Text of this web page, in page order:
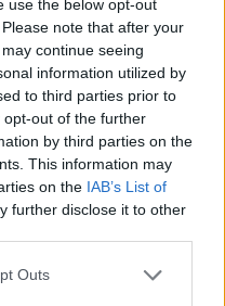
use the below opt-out
note that after your
continue seeing
information utilized by
to third parties prior to
out of the further
by third parties on the
This information may
on the IAB’s List of
further disclose it to other
Outs
: